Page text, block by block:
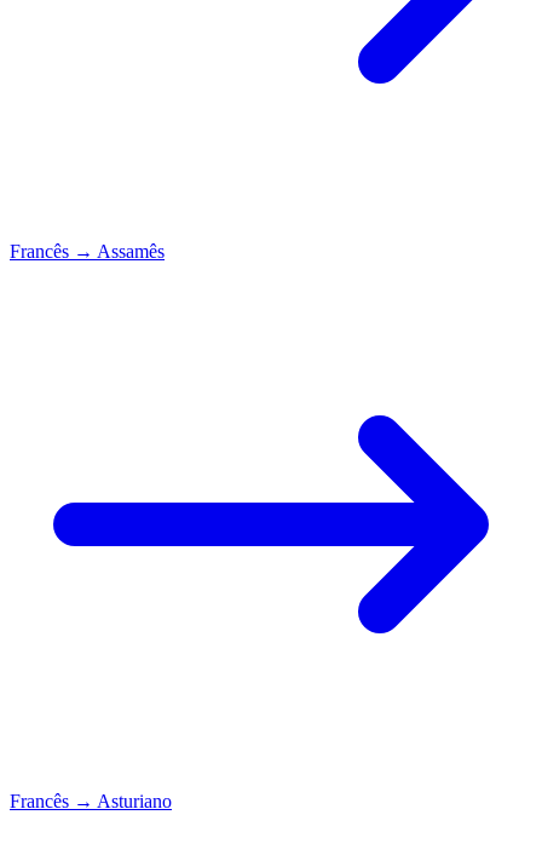
Francês → Assamês
Francês → Asturiano